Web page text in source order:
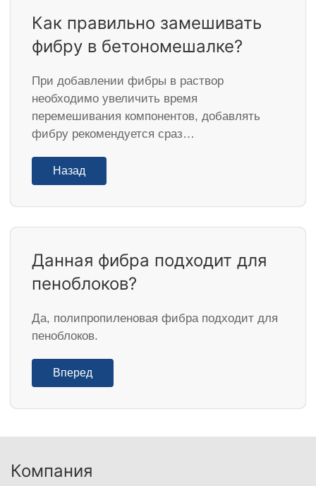
Как правильно замешивать
фибру в бетономешалке?
При добавлении фибры в раствор
необходимо увеличить время
перемешивания компонентов, добавлять
фибру рекомендуется сраз…
Назад
Данная фибра подходит для
пеноблоков?
Да, полипропиленовая фибра подходит для
пеноблоков.
Вперед
Компания